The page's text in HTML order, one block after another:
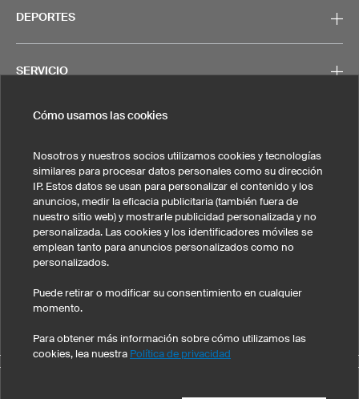
DEPORTES
SERVICIO
Nota legal Política de privacidad
Cookies y seguimiento
Condiciones generales de venta
Cómo usamos las cookies
Nosotros y nuestros socios utilizamos cookies y tecnologías
similares para procesar datos personales como su dirección
IP. Estos datos se usan para personalizar el contenido y los
anuncios, medir la eficacia publicitaria (también fuera de
nuestro sitio web) y mostrarle publicidad personalizada y no
personalizada. Las cookies y los identificadores móviles se
emplean tanto para anuncios personalizados como no
personalizados.
Puede retirar o modificar su consentimiento en cualquier
momento.
Para obtener más información sobre cómo utilizamos las
cookies, lea nuestra Política de privacidad